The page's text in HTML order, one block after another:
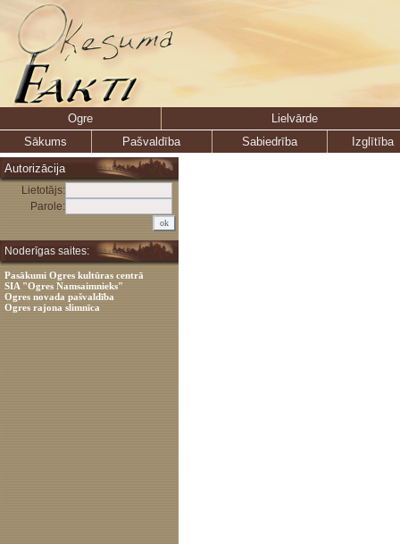
Ogre
Lielvārde
Sākums
Pašvaldība Sabiedrība
Izglītība
Autorizācija
Lietotājs:
Parole:
Noderīgas saites:
Pasākumi Ogres kultūras centrā
SIA "Ogres Namsaimnieks"
Ogres novada pašvaldība
Ogres rajona slimnīca